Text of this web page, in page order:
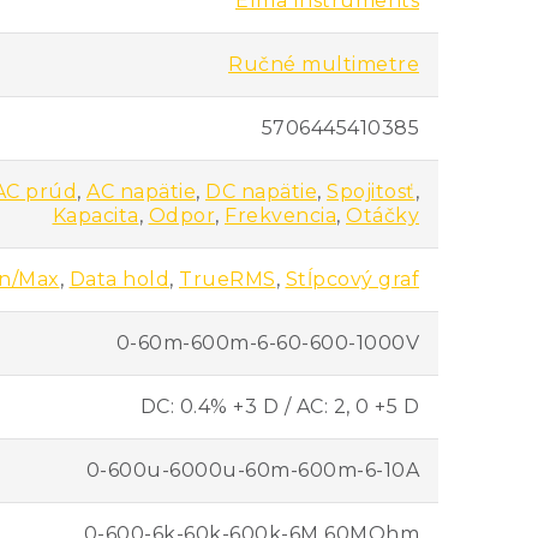
Ručné multimetre
5706445410385
prúd , AC napätie, DC napätie, Spojitosť,
Kapacita, Odpor, Frekvencia, Otáčky
Max, Data hold , TrueRMS, Stĺpcový graf
0-60m-600m-6-60-600-1000V
DC: 0.4% +3 D / AC: 2, 0 +5 D
0-600u-6000u-60m-600m-6-10A